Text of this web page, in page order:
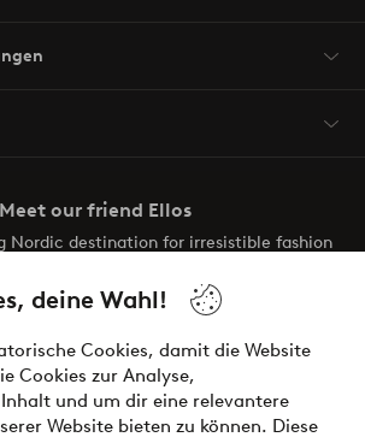
deine Wahl!
Cookies, damit die Website
Cookies zur Analyse,
und um dir eine relevantere
Website bieten zu können. Diese
Meet our friend Ellos
Nordic destination for irresistible fashion
curated to make finding your next look
effortless. It’s all here.
Visit Ellos